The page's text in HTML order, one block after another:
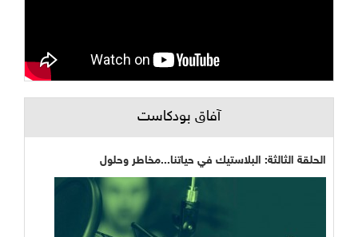
آفاق بودكاست
الحلقة الثالثة: البلاستيك في حياتنا...مخاطر وحلول